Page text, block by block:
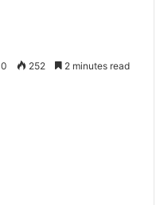
0 252 2 minutes read